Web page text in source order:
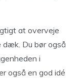
at overveje
Du bør også
i
også en god idé